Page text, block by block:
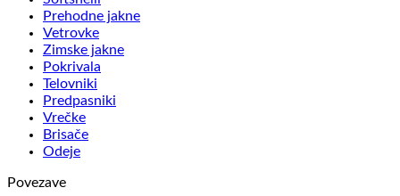
Prehodne jakne
Vetrovke
Zimske jakne
Pokrivala
Telovniki
Predpasniki
Vrečke
Brisače
Odeje
Povezave